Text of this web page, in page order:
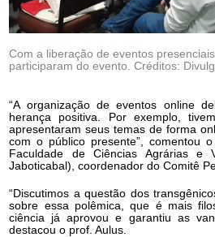
Com a liberação de eventos
participaram do evento. Créditos:
“A organização de eventos online
herança positiva. Por exemplo,
apresentaram seus temas de forma
com o público presente”, comentou
Faculdade de Ciências Agrárias e
Jaboticabal), coordenador do Comitê
“Discutimos a questão dos
sobre essa polêmica, que é mais
ciência já aprovou e garantiu as
destacou o prof. Aulus.